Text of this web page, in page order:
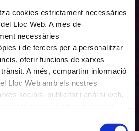
cookies estrictament necessàries
Lloc Web. A més de
necessàries,
i de tercers per a personalitzar
oferir funcions de xarxes
A més, compartim informació
Lloc Web amb els nostres
socials, publicitat i anàlisi web,